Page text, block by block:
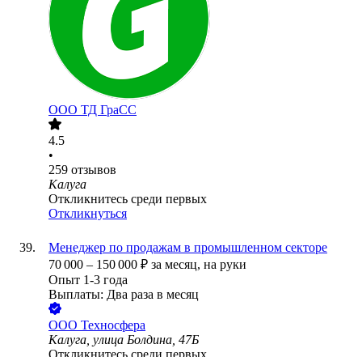
ООО ТД ГраСС
4.5
•
259 отзывов
Калуга
Откликнитесь среди первых
Откликнуться
Менеджер по продажам в промышленном секторе
70 000 – 150 000 ₽ за месяц, на руки
Опыт 1-3 года
Выплаты: Два раза в месяц
ООО Техносфера
Калуга, улица Болдина, 47Б